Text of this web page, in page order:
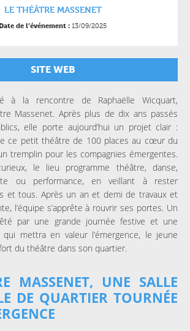
LE THÉÂTRE MASSENET
Date de l’événement : 13/09/2025
SITE WEB
à la rencontre de Raphaëlle Wicquart,
Massenet. Après plus de dix ans passés
elle porte aujourd’hui un projet clair :
ce petit théâtre de 100 places au cœur du
tremplin pour les compagnies émergentes.
le lieu programme théâtre, danse,
ou performance, en veillant à rester
et tous. Après un an et demi de travaux et
l’équipe s’apprête à rouvrir ses portes. Un
par une grande journée festive et une
mettra en valeur l’émergence, le jeune
du théâtre dans son quartier.
MASSENET, UNE SALLE
DE QUARTIER TOURNÉE